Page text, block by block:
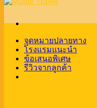
จุดหมายปลายทาง
โรงแรมแนะนำ
ข้อเสนอพิเศษ
รีวิวจากลูกค้า